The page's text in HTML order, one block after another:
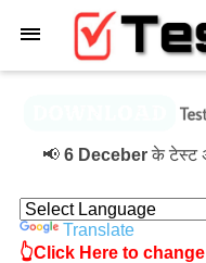
6 Deceberके टेस्ट
Translate
👆Click Here to